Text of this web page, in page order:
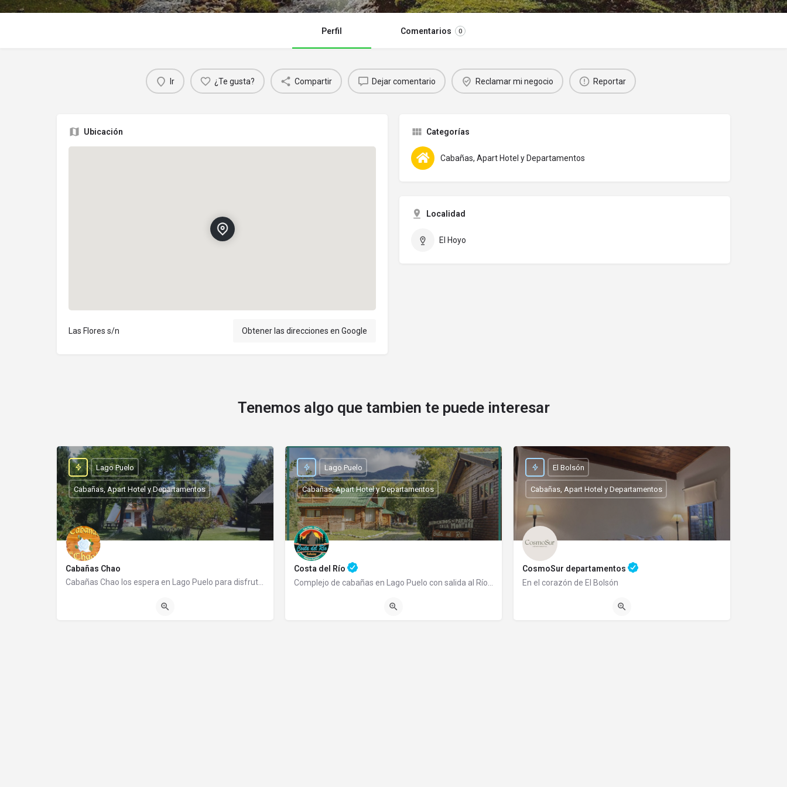
Perfil Comentarios 0
Ir ¿Te gusta? Compartir Dejar comentario Reclamar mi negocio Reportar
Ubicación
Las Flores s/n Obtener las direcciones en Google
Categorías
Cabañas, Apart Hotel y Departamentos
Localidad
El Hoyo
Tenemos algo que tambien te puede interesar
Cabañas Chao
Cabañas Chao los espera en Lago Puelo para disfrutar de una cálida estadía. Es un emprendimiento familiar…
Lago Puelo
Cabañas, Apart Hotel y Departamentos
Costa del Río
Complejo de cabañas en Lago Puelo con salida al Río Azul Somos un complejo de cabañas totalmente…
Lago Puelo
Cabañas, Apart Hotel y Departamentos
CosmoSur departamentos
En el corazón de El Bolsón
El Bolsón
Cabañas, Apart Hotel y Departamentos